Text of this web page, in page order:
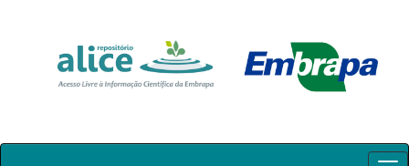
Skip